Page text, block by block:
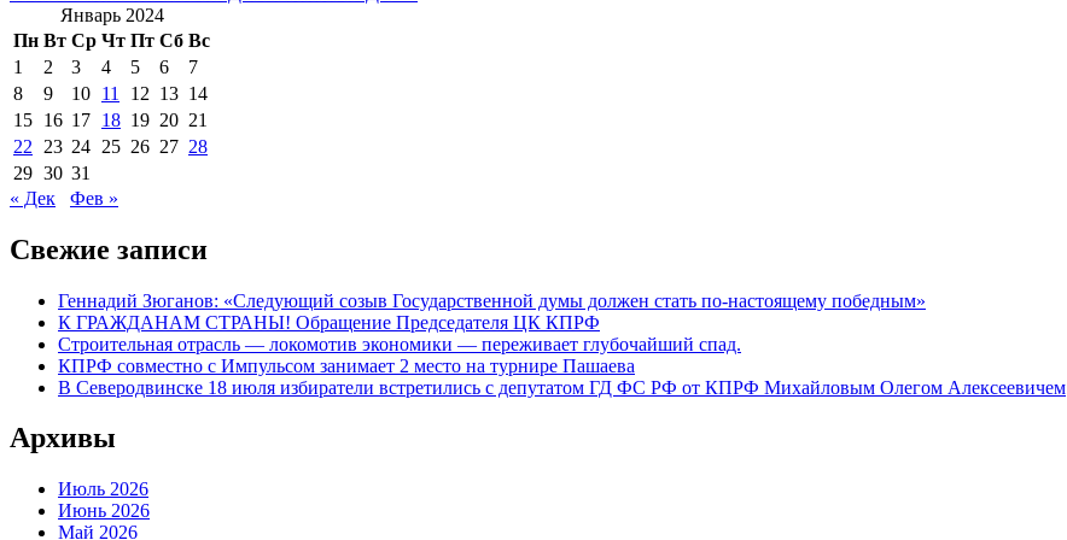
по
записям
Январь 2024
Пн Вт Ср Чт Пт Сб Вс
1
2 3 4 5 6
7
8
9 10 11 12 13 14
15 16 17 18 19 20 21
22
23 24 25 26 27 28
29 30 31
« Дек
Фев »
Свежие записи
Геннадий Зюганов: «Следующий созыв Государственной думы должен стать по-настоящему победным»
К ГРАЖДАНАМ СТРАНЫ! Обращение Председателя ЦК КПРФ
Строительная отрасль — локомотив экономики — переживает глубочайший спад.
КПРФ совместно с Импульсом занимает 2 место на турнире Пашаева
В Северодвинске 18 июля избиратели встретились с депутатом ГД ФС РФ от КПРФ Михайловым Олегом Алексеевичем
Архивы
Июль 2026
Июнь 2026
Май 2026